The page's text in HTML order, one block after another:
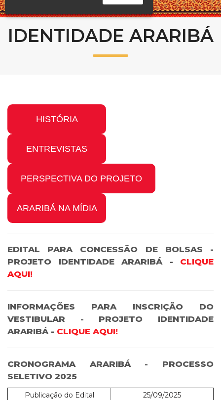
Reingresso
Calendário acadêmico
Internacionalização
UATI
IDENTIDADE ARARIBÁ
HISTÓRIA
ENTREVISTAS
PERSPECTIVA DO PROJETO
ARARIBÁ NA MÍDIA
EDITAL PARA CONCESSÃO DE BOLSAS -
PROJETO IDENTIDADE ARARIBÁ - CLIQUE
AQUI!
INFORMAÇÕES PARA INSCRIÇÃO DO
VESTIBULAR - PROJETO IDENTIDADE
ARARIBÁ - CLIQUE AQUI!
CRONOGRAMA ARARIBÁ - PROCESSO
SELETIVO 2025
Publicação do Edital
25/09/2025